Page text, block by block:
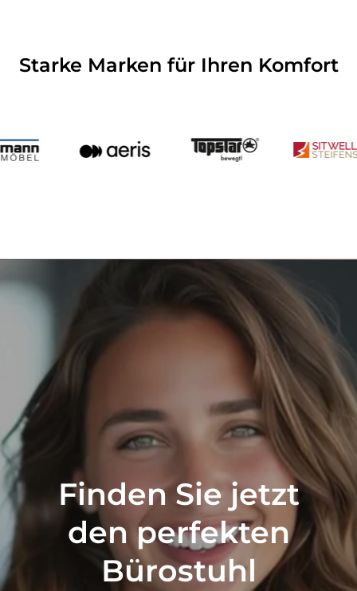
Starke Marken für Ihren Komfort
Finden Sie jetzt
den perfekten
Bürostuhl